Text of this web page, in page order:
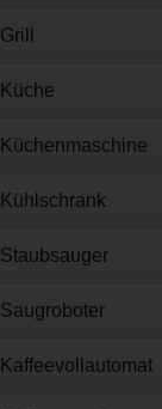
Grill
Küche
Küchenmaschine
Kühlschrank
Staubsauger
Saugroboter
Kaffeevollautomat